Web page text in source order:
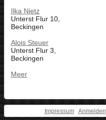
Ilka Nietz
Unterst Flur 10,
Beckingen
Alois Steuer
Unterst Flur 3,
Beckingen
Meer
Impressum Anmelden